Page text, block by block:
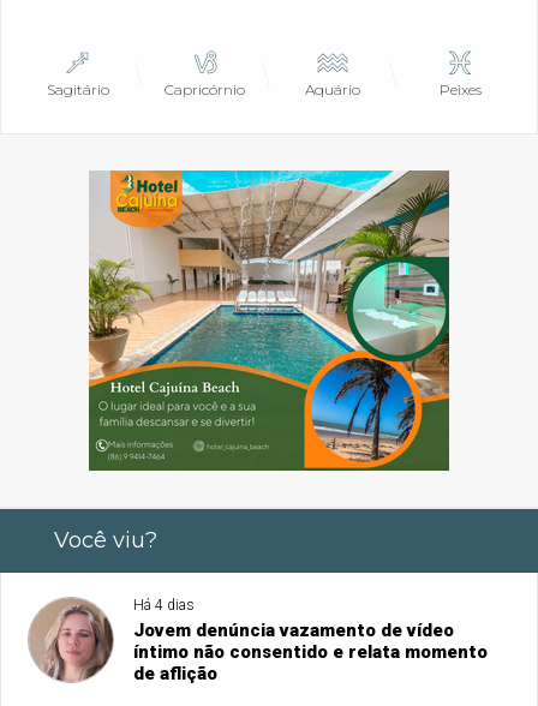
Sagitário Capricórnio Aquário Peixes
Você viu?
Há 4 dias
Jovem denúncia vazamento de vídeo
íntimo não consentido e relata momento
de aflição